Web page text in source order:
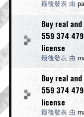
最後發表 由
Buy real
559 374
license
最後發表 由
Buy real
559 374
license
最後發表 由